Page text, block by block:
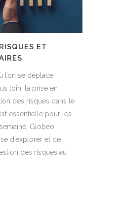
ET
l’on se déplace
loin, la prise en
des risques dans le
essentielle pour les
Globéo
d’explorer et de
des risques au